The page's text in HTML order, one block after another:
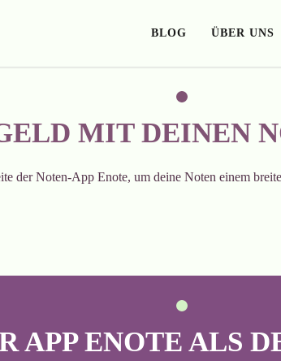
BLOG ÜBER UNS
MIT DEINEN
der Noten-App Enote, um deine Noten einem
APP ENOTE ALS